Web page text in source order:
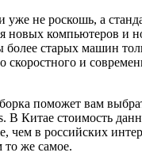
уже не роскошь, а
новых компьютеров и
более старых машин
скоростного и
поможет вам
В Китае стоимость
чем в российских
то же самое.